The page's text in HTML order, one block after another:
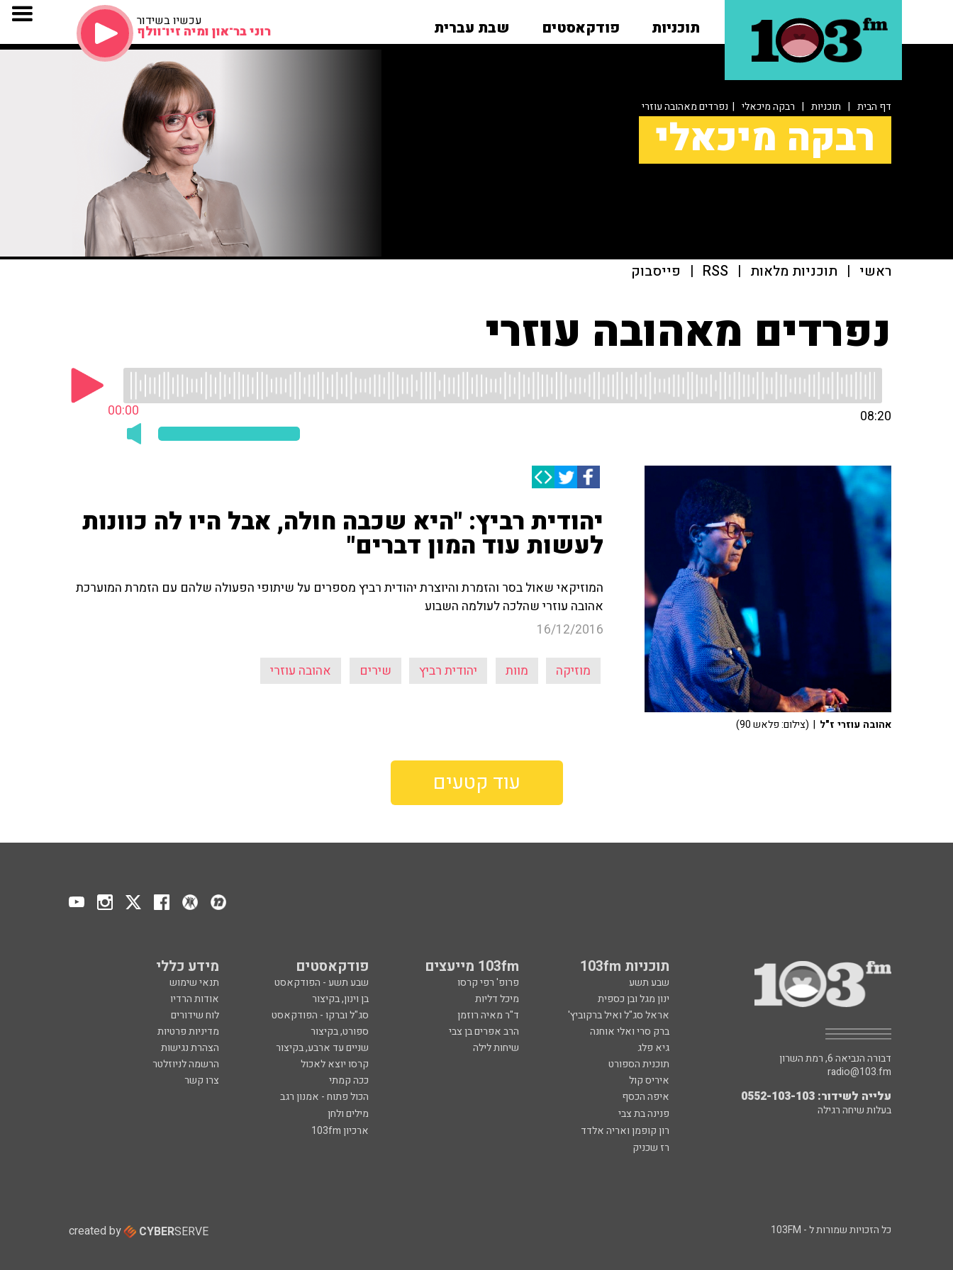
תוכניות פודקאסטים שבת עברית עכשיו בשידור
רוני בר־און ומיה זיו־וולף
דף הבית | תוכניות | רבקה מיכאלי | נפרדים מאהובה עוזרי
רבקה מיכאלי
ראשי | תוכניות מלאות |
RSS
| פייסבוק
נפרדים מאהובה עוזרי
00:00 08:20
יהודית רביץ: "היא שכבה חולה, אבל היו לה כוונות
לעשות עוד המון דברים"
המוזיקאי שאול בסר והזמרת והיוצרת יהודית רביץ מספרים על שיתופי הפעולה שלהם עם הזמרת המוערכת
אהובה עוזרי שהלכה לעולמה השבוע
16/12/2016
מוזיקה מוות יהודית רביץ שירים אהובה עוזרי
אהובה עוזרי ז"ל | (צילום: פלאש 90)
עוד קטעים
תוכניות 103fm 103fm מייעצים פודקאסטים מידע כללי
שבע תשע פרופ' רפי קרסו שבע תשע - הפודקאסט
תנאי שימוש
ינון מגל ובן כספית
מיכל דליות בן וינון, בקיצור
אודות הרדיו
אראל סג"ל ואיל ברקוביץ'
ד"ר מאיה רוזמן סג"ל וברקו - הפודקאסט
לוח שידורים
ברק סרי ואלי אוחנה
הרב אפרים בן צבי ספורט, בקיצור
מדיניות פרטיות
גיא פלג
שיחות לילה שניים עד ארבע, בקיצור
הצהרת נגישות
תוכנית הספורט
קרסו יוצא לאכול
הרשמה לניוזלטר
איריס קול
ככה קמתי
צרו קשר
איפה הכסף
הכול פתוח - אמנון רגב
פנינה בת צבי
מילים ולחן
רון קופמן ואריה אלדד
ארכיון 103fm
רז שכניק
דבורה הנביאה 6, רמת השרון
radio@103.fm
עלייה לשידור: 0552-103-103
בעלות שיחה רגילה
כל הזכויות שמורות ל - 103FM created by CYBERSERVE